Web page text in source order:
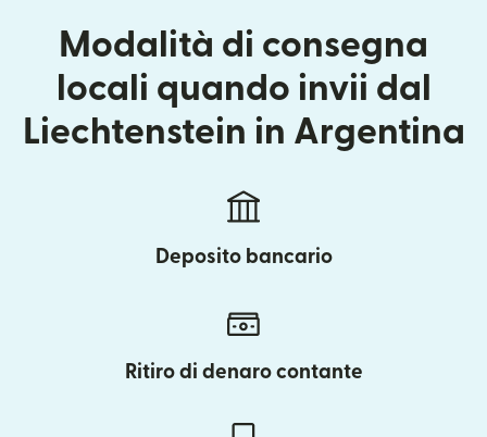
Modalità di consegna
locali quando invii dal
Liechtenstein in Argentina
Deposito bancario
Ritiro di denaro contante